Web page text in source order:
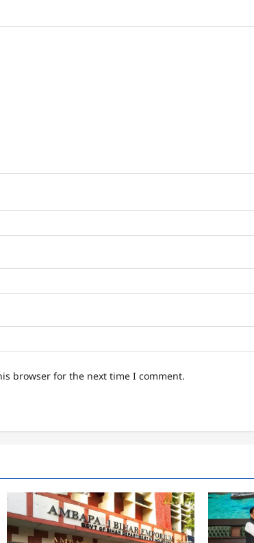
browser for the next time I comment.